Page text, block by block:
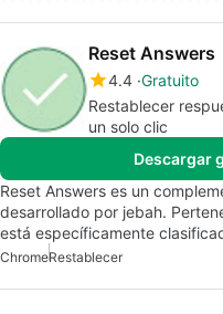
Reset Answers
4.4 Gratuito
Restablecer
un solo clic
Descargar
Reset Answers es un
desarrollado por jebah.
está específicamente
ChromeRestablecer